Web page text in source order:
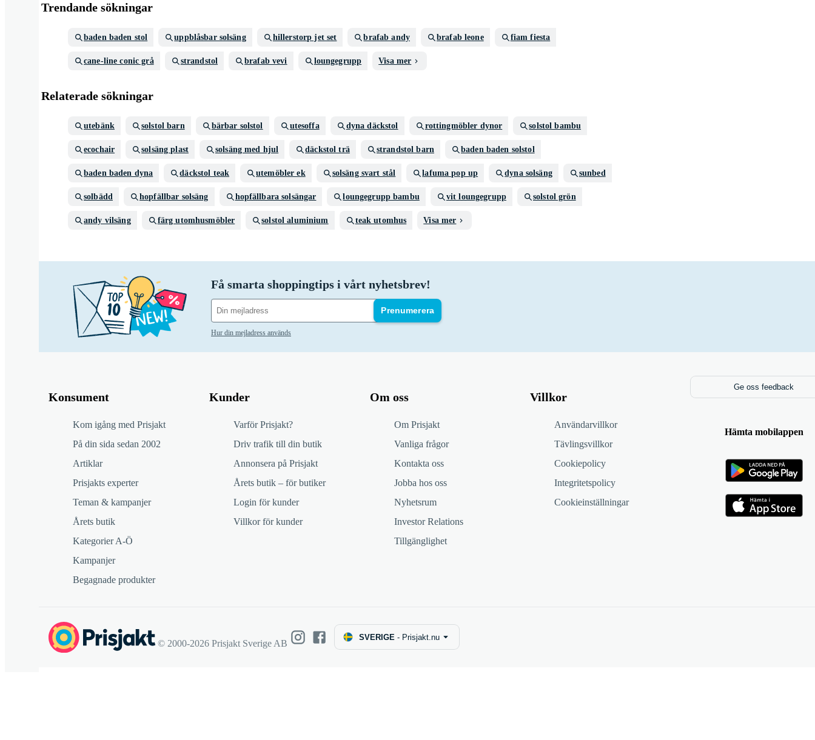
Trendande sökningar
baden baden stol uppblåsbar solsäng hillerstorp jet set brafab andy brafab leone fiam fiesta
cane-line conic grå strandstol brafab vevi loungegrupp Visa mer
Relaterade sökningar
utebänk solstol barn bärbar solstol utesoffa dyna däckstol rottingmöbler dynor solstol bambu
ecochair solsäng plast solsäng med hjul däckstol trä strandstol barn baden baden solstol
baden baden dyna däckstol teak utemöbler ek solsäng svart stål lafuma pop up dyna solsäng sunbed
solbädd hopfällbar solsäng hopfällbara solsängar loungegrupp bambu vit loungegrupp solstol grön
andy vilsäng färg utomhusmöbler solstol aluminium teak utomhus Visa mer
Få smarta shoppingtips i vårt nyhetsbrev!
Prenumerera
Hur din mejladress används
Konsument
Kom igång med Prisjakt
På din sida sedan 2002
Artiklar
Prisjakts experter
Teman & kampanjer
Årets butik
Kategorier A-Ö
Kampanjer
Begagnade produkter
Kunder
Varför Prisjakt?
Driv trafik till din butik
Annonsera på Prisjakt
Årets butik – för butiker
Login för kunder
Villkor för kunder
Om oss
Om Prisjakt
Vanliga frågor
Kontakta oss
Jobba hos oss
Nyhetsrum
Investor Relations
Tillgänglighet
Villkor
Användarvillkor
Tävlingsvillkor
Cookiepolicy
Integritetspolicy
Cookieinställningar
Ge oss feedback
Hämta mobilappen
© 2000-2026 Prisjakt Sverige AB
SVERIGE - Prisjakt.nu